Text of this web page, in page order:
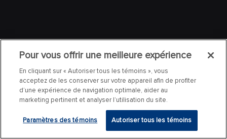
Pour vous offrir une meilleure expérience
En cliquant sur « Autoriser tous les témoins », vous
acceptez de les conserver sur votre appareil afin de profiter
d’une expérience de navigation optimale, aider au
marketing pertinent et analyser l’utilisation du site.
Paramètres des témoins Autoriser tous les témoins